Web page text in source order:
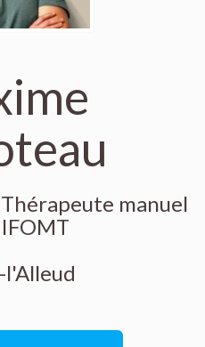
manuel
l'Alleud